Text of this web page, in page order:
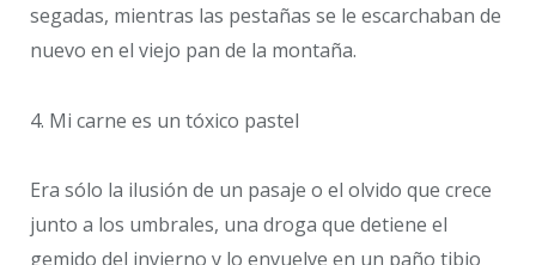
segadas, mientras las pestañas se le escarchaban de
nuevo en el viejo pan de la montaña.
4. Mi carne es un tóxico pastel
Era sólo la ilusión de un pasaje o el olvido que crece
junto a los umbrales, una droga que detiene el
gemido del invierno y lo envuelve en un paño tibio